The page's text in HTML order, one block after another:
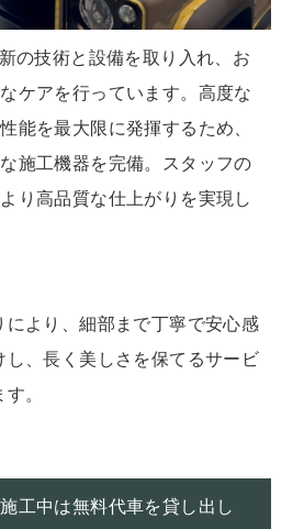
の技術と設備を取り入れ、お
ケアを行っています。高度な
能を最大限に発揮するため、
施工機器を完備。スタッフの
り高品質な仕上がりを実現し
により、細部まで丁寧で安心感
し、長く美しさを保てるサービ
。
工中は無料代車を貸し出し